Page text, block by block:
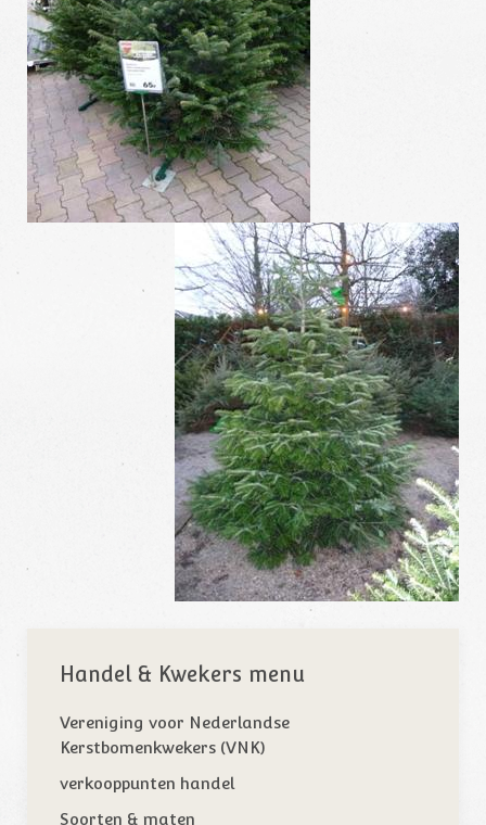
Handel & Kwekers menu
Vereniging voor Nederlandse
Kerstbomenkwekers (VNK)
verkooppunten handel
Soorten & maten